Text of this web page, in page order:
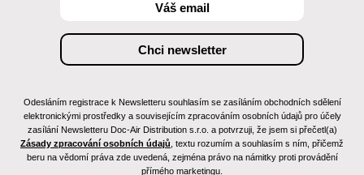
Odesláním registrace k Newsletteru souhlasím se zasíláním obchodních sdělení
elektronickými prostředky a souvisejícím zpracováním osobních údajů pro účely
zasílání Newsletteru Doc-Air Distribution s.r.o. a potvrzuji, že jsem si přečetl(a)
Zásady zpracování osobních údajů , textu rozumím a souhlasím s ním, přičemž
beru na vědomí práva zde uvedená, zejména právo na námitky proti provádění
přímého marketingu.